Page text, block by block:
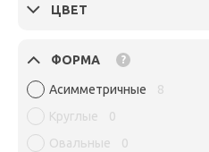
ЦВЕТ
ФОРМА ?
Асимметричные
8
Круглые
0
Овальные
0